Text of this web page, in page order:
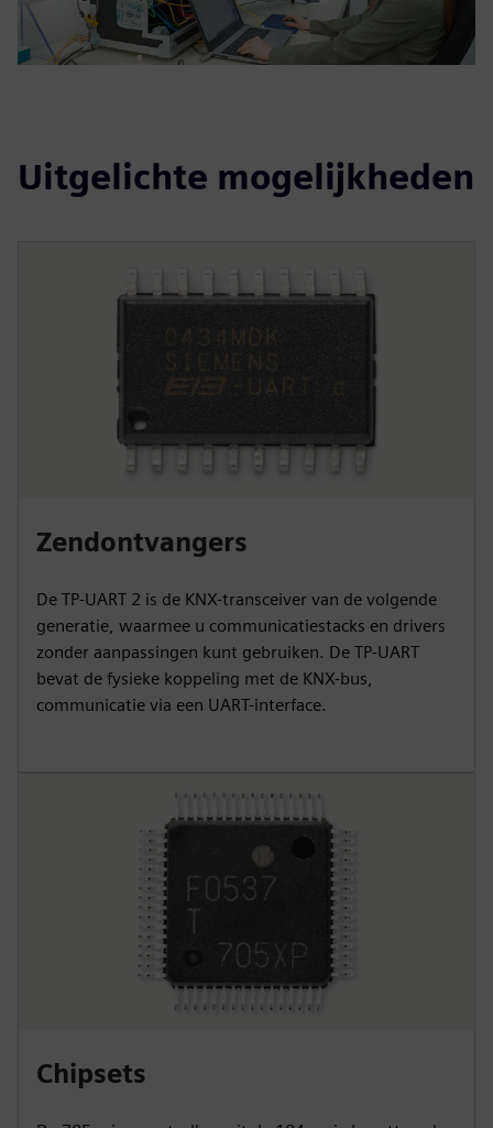
Uitgelichte mogelijkheden
Zendontvangers
De TP-UART 2 is de KNX-transceiver van de volgende
generatie, waarmee u communicatiestacks en drivers
zonder aanpassingen kunt gebruiken. De TP-UART
bevat de fysieke koppeling met de KNX-bus,
communicatie via een UART-interface.
Chipsets